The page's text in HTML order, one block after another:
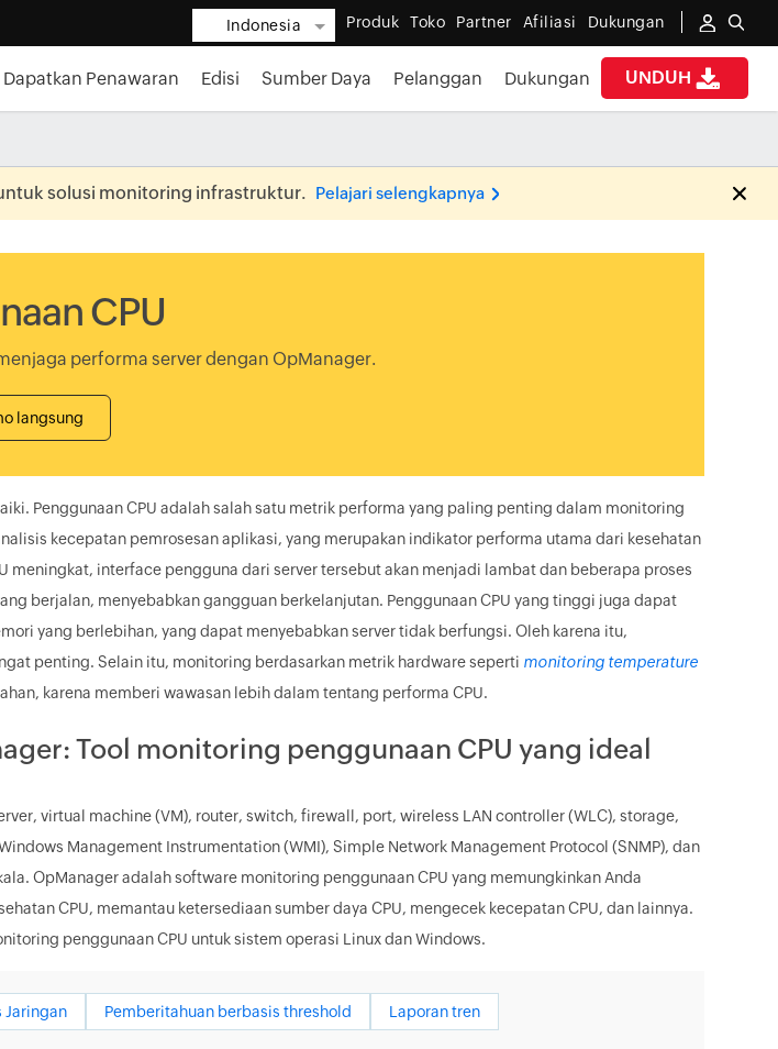
Indonesia Produk Toko Partner Afiliasi Dukungan
UNDUH
Dapatkan Penawaran Edisi Sumber Daya Pelanggan Dukungan
solusi monitoring infrastruktur. Pelajari selengkapnya
CPU
performa server dengan OpManager.
langsung
Penggunaan CPU adalah salah satu metrik performa yang paling penting dalam monitoring
kecepatan pemrosesan aplikasi, yang merupakan indikator performa utama dari kesehatan
meningkat, interface pengguna dari server tersebut akan menjadi lambat dan beberapa proses
berjalan, menyebabkan gangguan berkelanjutan. Penggunaan CPU yang tinggi juga dapat
yang berlebihan, yang dapat menyebabkan server tidak berfungsi. Oleh karena itu,
penting. Selain itu, monitoring berdasarkan metrik hardware seperti monitoring temperature
karena memberi wawasan lebih dalam tentang performa CPU.
Tool monitoring penggunaan CPU yang ideal
virtual machine (VM), router, switch, firewall, port, wireless LAN controller (WLC), storage,
Management Instrumentation (WMI), Simple Network Management Protocol (SNMP), dan
OpManager adalah software monitoring penggunaan CPU yang memungkinkan Anda
CPU, memantau ketersediaan sumber daya CPU, mengecek kecepatan CPU, dan lainnya.
penggunaan CPU untuk sistem operasi Linux dan Windows.
Jaringan Pemberitahuan berbasis threshold Laporan tren